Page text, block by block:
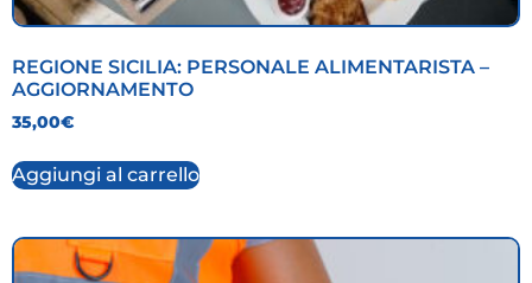
REGIONE SICILIA: PERSONALE ALIMENTARISTA –
AGGIORNAMENTO
35,00€
Aggiungi al carrello